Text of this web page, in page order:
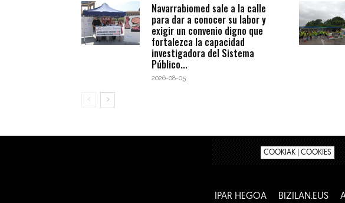
Navarrabiomed sale a la calle
para dar a conocer su labor y
exigir un convenio digno que
fortalezca la capacidad
investigadora del Sistema
Público...
2026-08-05
COOKIAK | COOKIES
IPAR HEGOA BIZILAN.EUS